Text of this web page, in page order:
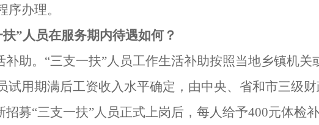
序办理。
”人员在服务期内待遇如何？
助。 “三支一扶”人员工作生活补助按照当地乡镇机关
试用期满后工资收入水平确定，由中央、省和市三级财
招募“三支一扶”人员正式上岗后，每人给予400元体检补